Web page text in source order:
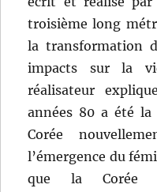
troisième long
la transformation
impacts sur la
réalisateur
années 80 a été
Corée
l’émergence du
que la Corée